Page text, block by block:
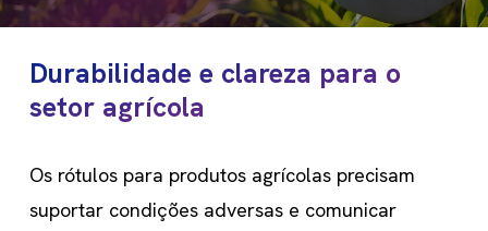
até
a
seção
Durabilidade e clareza para o
setor agrícola
Os rótulos para produtos agrícolas precisam
suportar condições adversas e comunicar